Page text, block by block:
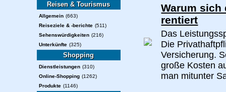
Reisen & Tourismus
Allgemein (663)
Reiseziele & -berichte (511)
Sehenswürdigkeiten (216)
Unterkünfte (325)
Shopping
Dienstleistungen (310)
Online-Shopping (1262)
Produkte (1146)
Warum sich
rentiert
Das
Die
Versicherung.
große Kosten
man mitunter